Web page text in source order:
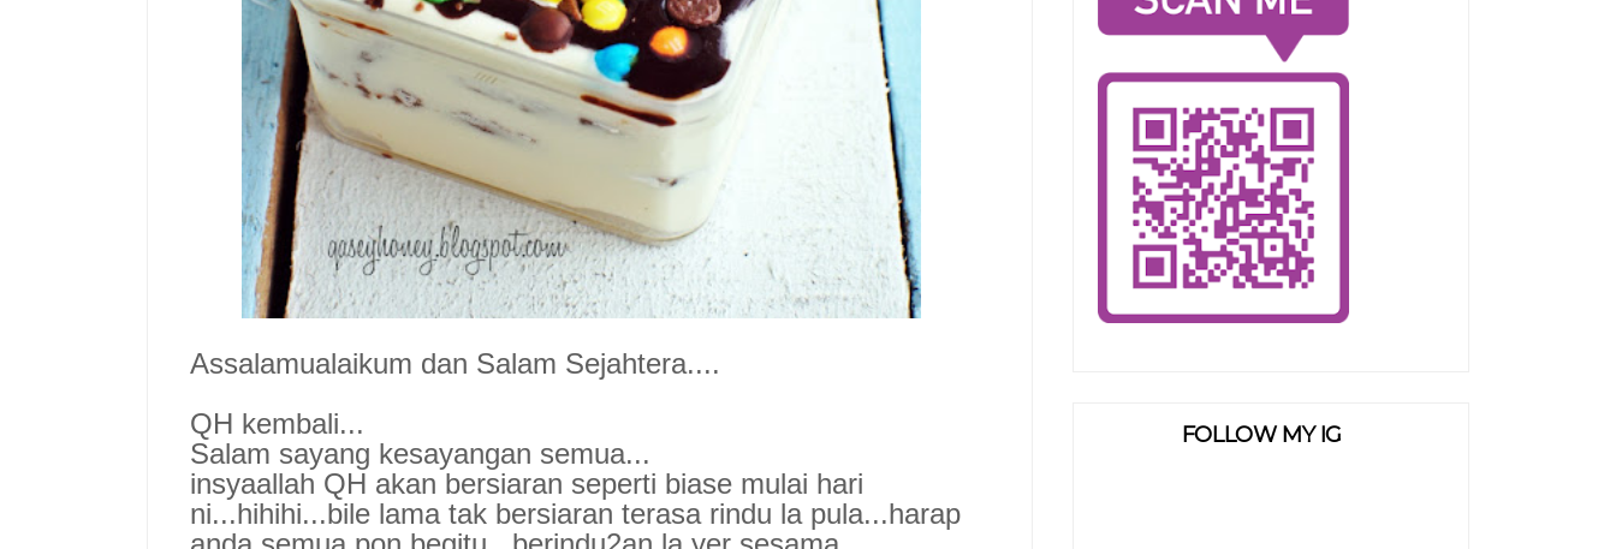
Assalamualaikum dan Salam Sejahtera....
QH kembali...
Salam sayang kesayangan semua...
insyaallah QH akan bersiaran seperti biase mulai hari
ni...hihihi...bile lama tak bersiaran terasa rindu la pula...harap
FOLLOW MY IG